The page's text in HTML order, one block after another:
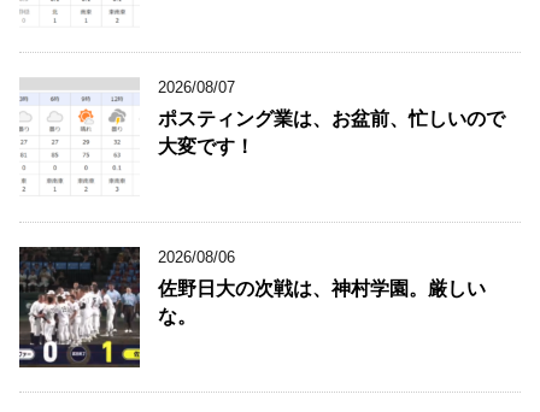
2026/08/07
ポスティング業は、お盆前、忙しいので
大変です！
2026/08/06
佐野日大の次戦は、神村学園。厳しい
な。